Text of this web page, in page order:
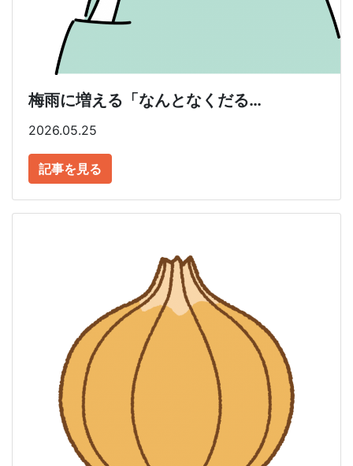
梅雨に増える「なんとなくだる…
2026.05.25
記事を見る